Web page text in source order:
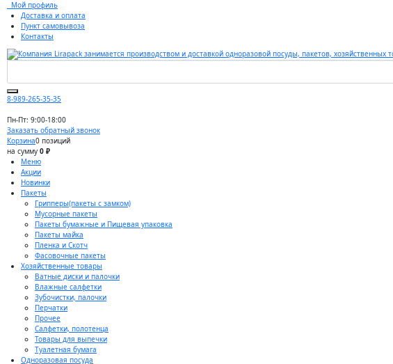
Мой профиль
Доставка и оплата
Пункт самовывоза
Контакты
8-989-265-35-35
Пн-Пт: 9:00-18:00
Заказать обратный звонок
Корзина0 позиций
на сумму 0 ₽
Меню
Акции
Новинки
Пакеты
Грипперы(пакеты с замком)
Мусорные пакеты
Пакеты бумажные и Пищевая упаковка
Пакеты майка
Пленка и Скотч
Фасовочные пакеты
Хозяйственные товары
Ватные диски и палочки
Влажные салфетки
Зубочистки, палочки
Перчатки
Прочее
Салфетки, полотенца
Товары для выпечки
Туалетная бумага
Одноразовая посуда